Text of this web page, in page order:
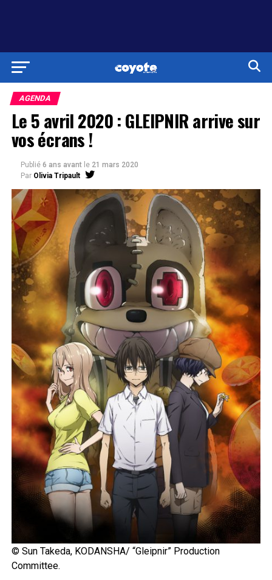
AGENDA
Le 5 avril 2020 : GLEIPNIR arrive sur
vos écrans !
Publié 6 ans avant le 21 mars 2020
Par Olivia Tripault
© Sun Takeda, KODANSHA/ “Gleipnir” Production
Committee.